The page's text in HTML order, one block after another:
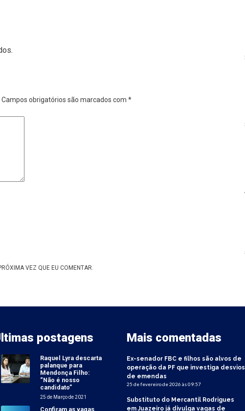
Campos obrigatórios são marcados com *
VEZ QUE EU COMENTAR.
postagens
Raquel Lyra descarta
palanque para
Mendonça Filho:
“Não é nosso
candidato”
25 de Março de 2021
Confiram as vagas
Mais comentadas
Ex-senador FBC e filhos são alvos de
operação da PF que investiga desvios
de emendas
25 de fevereiro de 2026 às 09:57
Substituto do Mercantil Rodrigues
em Juazeiro já divulga vagas de